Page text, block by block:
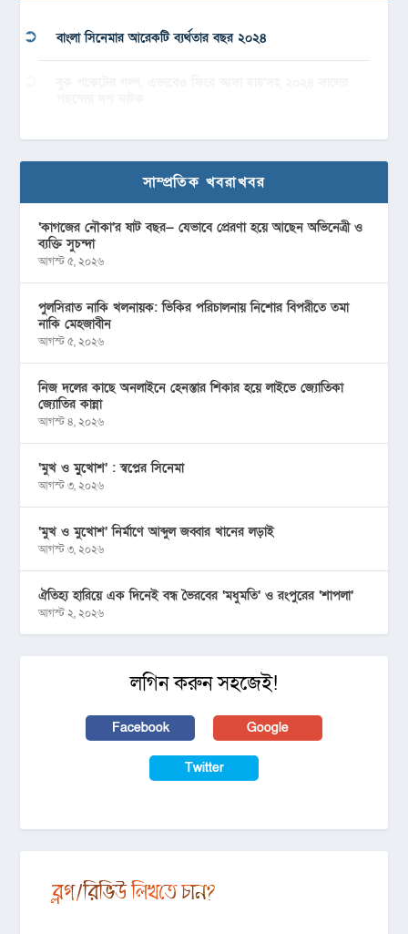
বাংলা সিনেমার আরেকটি ব্যর্থতার বছর ২০২৪
সাম্প্রতিক খবরাখবর
‘কাগজের নৌকা’র ষাট বছর— যেভাবে প্রেরণা হয়ে আছেন অভিনেত্রী ও
ব্যক্তি সুচন্দা
আগস্ট ৫, ২০২৬
পুলসিরাত নাকি খলনায়ক: ভিকির পরিচালনায় নিশোর বিপরীতে তমা
নাকি মেহজাবীন
আগস্ট ৫, ২০২৬
নিজ দলের কাছে অনলাইনে হেনস্তার শিকার হয়ে লাইভে জ্যোতিকা
জ্যোতির কান্না
আগস্ট ৪, ২০২৬
‘মুখ ও মু্খোশ’ : স্বপ্নের সিনেমা
আগস্ট ৩, ২০২৬
‘মুখ ও মুখোশ’ নির্মাণে আব্দুল জব্বার খানের লড়াই
আগস্ট ৩, ২০২৬
ঐতিহ্য হারিয়ে এক দিনেই বন্ধ ভৈরবের ‘মধুমতি’ ও রংপুরের ‘শাপলা’
আগস্ট ২, ২০২৬
লগিন করুন সহজেই!
Facebook Google
Twitter